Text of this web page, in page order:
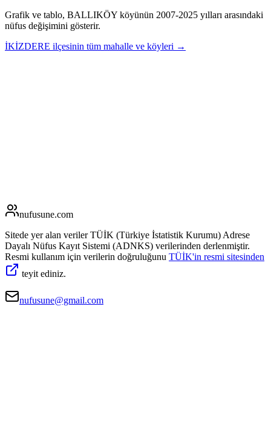
Grafik ve tablo, BALLIKÖY köyünün 2007-2025 yılları arasındaki
nüfus değişimini gösterir.
İKİZDERE ilçesinin tüm mahalle ve köyleri →
nufusune.com
Sitede yer alan veriler TÜİK (Türkiye İstatistik Kurumu) Adrese
Dayalı Nüfus Kayıt Sistemi (ADNKS) verilerinden derlenmiştir.
Resmi kullanım için verilerin doğruluğunu TÜİK'in resmi sitesinden
teyit ediniz.
nufusune@gmail.com